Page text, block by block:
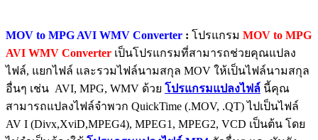
MOV to MPG AVI WMV Converter : โปรแกรม MOV to MPG
AVI WMV Converter เป็นโปรแกรมที่สามารถช่วยคุณแปลง
ไฟล์, แยกไฟล์ และรวมไฟล์นามสกุล MOV ให้เป็นไฟล์นามสกุล
อื่นๆ เช่น AVI, MPG, WMV ด้วย โปรแกรมแปลงไฟล์ นี้คุณ
สามารถแปลงไฟล์จำพวก QuickTime (.MOV, .QT) ไปเป็นไฟล์
AV I (Divx,XviD,MPEG4), MPEG1, MPEG2, VCD เป็นต้น โดย